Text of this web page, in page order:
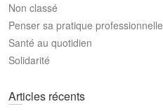
Non classé
Penser sa pratique professionnelle
Santé au quotidien
Solidarité
Articles récents